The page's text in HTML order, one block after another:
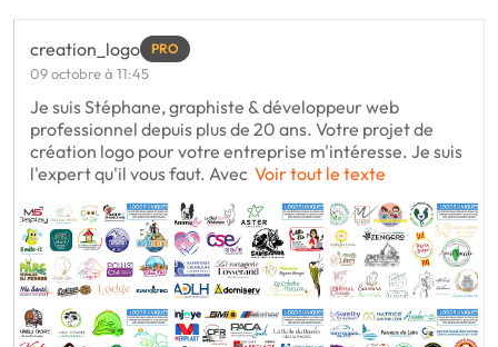
creation_logo PRO
09 octobre à 11:45
Je suis Stéphane, graphiste & développeur web
professionnel depuis plus de 20 ans. Votre projet de
création logo pour votre entreprise m'intéresse. Je suis
l'expert qu'il vous faut. Avec Voir tout le texte